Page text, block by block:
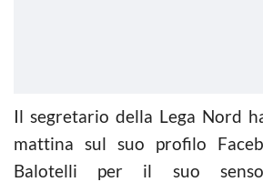
Il segretario della Lega Nord
mattina sul suo profilo
Balotelli per il suo senso